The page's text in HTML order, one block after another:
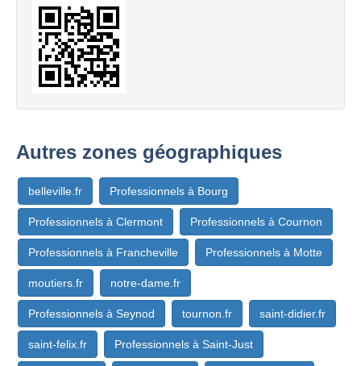
Autres zones géographiques
belleville.fr Professionnels à Bourg
Professionnels à Clermont Professionnels à Cournon
Professionnels à Francheville Professionnels à Motte
moutiers.fr notre-dame.fr
Professionnels à Seynod tournon.fr saint-didier.fr
saint-felix.fr Professionnels à Saint-Just